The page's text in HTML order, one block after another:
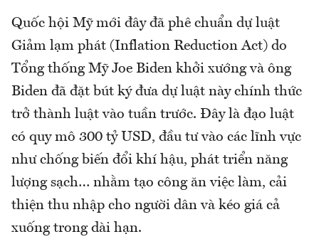
Quốc hội Mỹ mới đây đã phê chuẩn dự luật
Giảm lạm phát (Inflation Reduction Act) do
Tổng thống Mỹ Joe Biden khởi xướng và ông
Biden đã đặt bút ký đưa dự luật này chính thức
trở thành luật vào tuần trước. Đây là đạo luật
có quy mô 300 tỷ USD, đầu tư vào các lĩnh vực
như chống biến đổi khí hậu, phát triển năng
lượng sạch… nhằm tạo công ăn việc làm, cải
thiện thu nhập cho người dân và kéo giá cả
xuống trong dài hạn.